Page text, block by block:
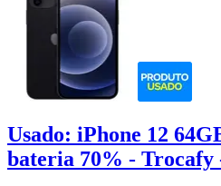
Usado: iPhone 12
bateria 70% - Trocafy